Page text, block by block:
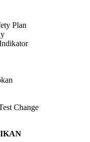
Plan
Change